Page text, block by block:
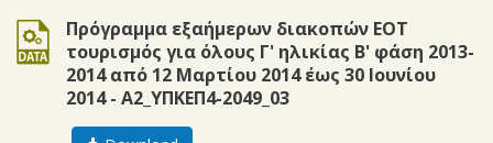
Πρόγραμμα εξαήμερων διακοπών ΕΟΤ
τουρισμός για όλους Γ' ηλικίας Β' φάση 2013-
2014 από 12 Μαρτίου 2014 έως 30 Ιουνίου
2014 - Α2_ΥΠΚΕΠ4-2049_03
doc